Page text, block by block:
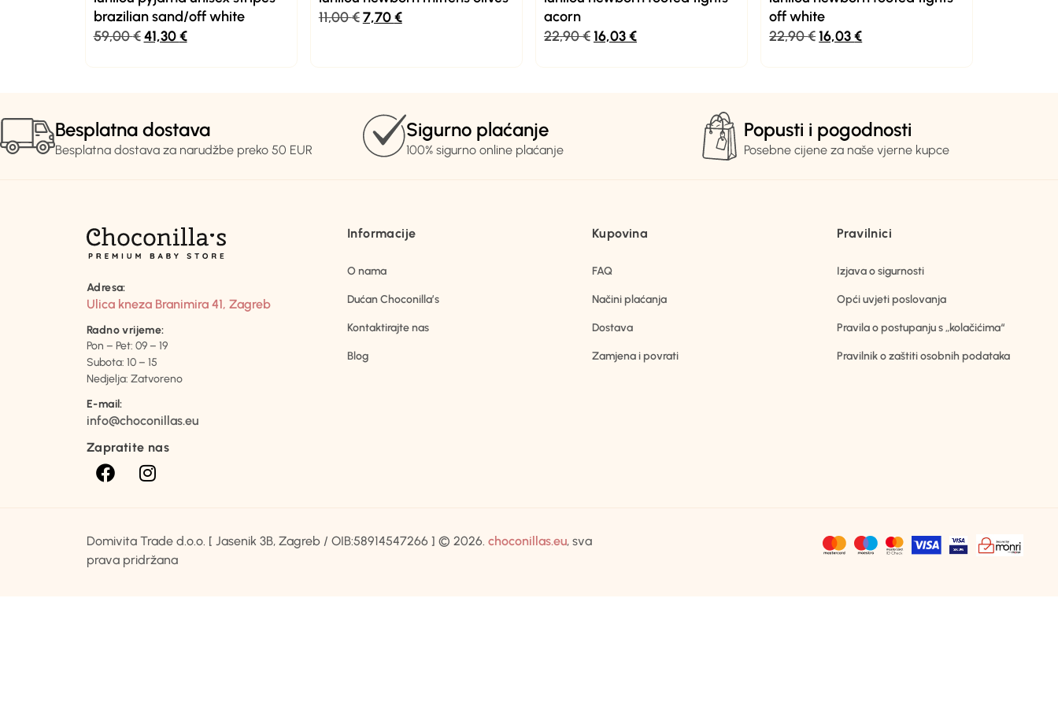
brazilian sand/off white
59,00€ 41,30€
11,00€7,70€
acorn
22,90€16,03€
off white
22,90€16,03€
Besplatna dostava
Besplatna dostava za narudžbe preko 50 EUR
Sigurno plaćanje
100% sigurno online plaćanje
Popusti i pogodnosti
Posebne cijene za naše vjerne kupce
Adresa:
Ulica kneza Branimira 41, Zagreb
Radno vrijeme:
Pon – Pet: 09 – 19
Subota: 10 – 15
Nedjelja: Zatvoreno
E-mail:
info@choconillas.eu
Zapratite nas
Informacije
O nama
Dućan Choconilla’s
Kontaktirajte nas
Blog
Kupovina
FAQ
Načini plaćanja
Dostava
Zamjena i povrati
Pravilnici
Izjava o sigurnosti
Opći uvjeti poslovanja
Pravila o postupanju s „kolačićima“
Pravilnik o zaštiti osobnih podataka
Domivita Trade d.o.o. [ Jasenik 3B, Zagreb / OIB:58914547266 ] © 2026. choconillas.eu, sva
prava pridržana